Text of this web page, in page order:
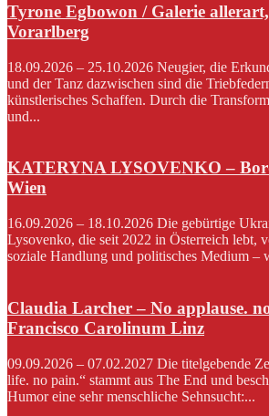
Tyrone Egbowon / Galerie
Vorarlberg
18.09.2026 – 25.10.2026 Neugier, die
und der Tanz dazwischen sind die
künstlerisches Schaffen. Durch die
und...
KATERYNA LYSOVENKO –
Wien
16.09.2026 – 18.10.2026 Die gebürtige
Lysovenko, die seit 2022 in Österreich lebt,
soziale Handlung und politisches Medium –
Claudia Larcher – No applause.
Francisco Carolinum Linz
09.09.2026 – 07.02.2027 Die titelgebende
life. no pain.“ stammt aus The End und
Humor eine sehr menschliche Sehnsucht:...